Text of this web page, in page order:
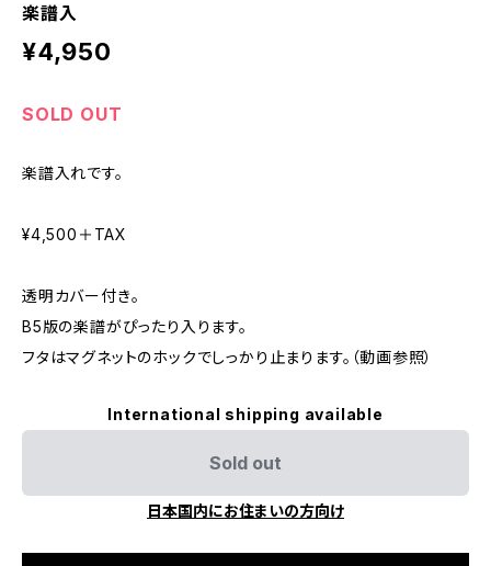
楽譜入
¥4,950
SOLD OUT
楽譜入れです。
¥4,500＋TAX
透明カバー付き。
B5版の楽譜がぴったり入ります。
フタはマグネットのホックでしっかり止まります。（動画参照）
International shipping available
Sold out
日本国内にお住まいの方向け